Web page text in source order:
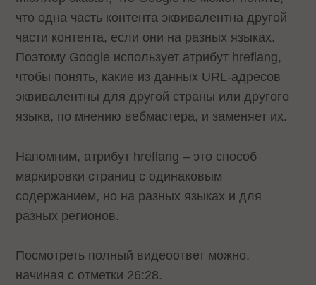
что одна часть контента эквивалентна другой
части контента, если они на разных языках.
Поэтому Google использует атрибут hreflang,
чтобы понять, какие из данных URL-адресов
эквивалентны для другой страны или другого
языка, по мнению вебмастера, и заменяет их.
Напомним, атрибут hreflang – это способ
маркировки страниц с одинаковым
содержанием, но на разных языках и для
разных регионов.
Посмотреть полный видеоответ можно,
начиная с отметки 26:28.